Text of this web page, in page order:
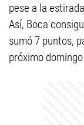
pese a la
Así, Boca
sumó 7 puntos,
próximo